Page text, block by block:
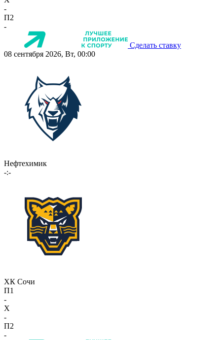
-
П2
-
Сделать ставку
08 сентября 2026, Вт, 00:00
Нефтехимик
-:-
ХК Сочи
П1
-
X
-
П2
-